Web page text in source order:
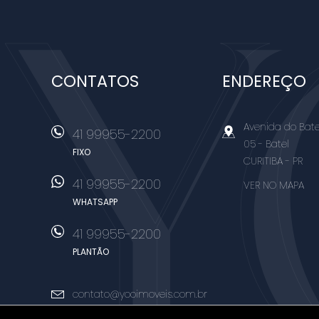
CONTATOS
41 99955-2200
FIXO
41 99955-2200
WHATSAPP
41 99955-2200
PLANTÃO
contato@yooimoveis.com.br
ENDEREÇO
Avenida do
05- Batel
CURITIBA- PR
VER NO MAPA